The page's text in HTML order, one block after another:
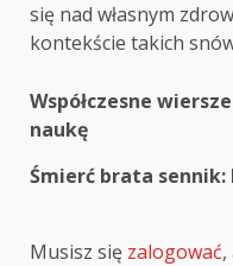
się nad własnym
kontekście takich
Post
navigation
Współczesne
naukę
Śmierć brata sennik:
Musisz się zalogować